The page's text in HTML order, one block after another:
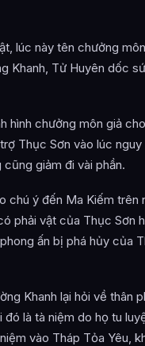
lúc này tên chưởng
Khanh, Tử Huyên dốc
hình chưởng môn giả cho
Thục Sơn vào lúc
giảm đi vài phần.
chú ý đến Ma Kiếm trên
phải vật của Thục Sơn
ấn bị phá hủy của
Khanh lại hỏi về thân
đó là tà niệm do họ tu
vào Tháp Tỏa Yêu,